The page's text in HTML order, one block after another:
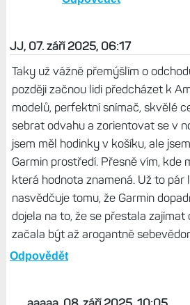
JJ, 07. září 2025, 06:17
Taky už vážně přemýšlím o
později začnou lidi předcházet k
modelů, perfektní snímač, skvělé
sebrat odvahu a zorientovat se v
jsem měl hodinky v košíku, ale
Garmin prostředí. Přesně vím, kde
která hodnota znamená. Už to pár
nasvědčuje tomu, že Garmin
dojela na to, že se přestala zajímat
začala být až arogantně
Odpovědět